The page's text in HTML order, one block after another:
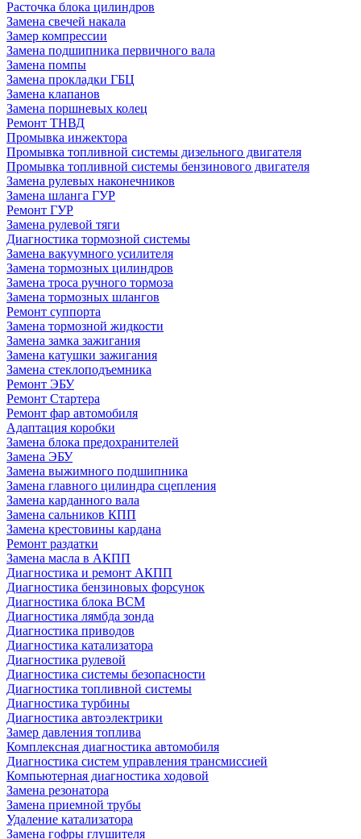
Расточка блока цилиндров
Замена свечей накала
Замер компрессии
Замена подшипника первичного вала
Замена помпы
Замена прокладки ГБЦ
Замена клапанов
Замена поршневых колец
Ремонт ТНВД
Промывка инжектора
Промывка топливной системы дизельного двигателя
Промывка топливной системы бензинового двигателя
Замена рулевых наконечников
Замена шланга ГУР
Ремонт ГУР
Замена рулевой тяги
Диагностика тормозной системы
Замена вакуумного усилителя
Замена тормозных цилиндров
Замена троса ручного тормоза
Замена тормозных шлангов
Ремонт суппорта
Замена тормозной жидкости
Замена замка зажигания
Замена катушки зажигания
Замена стеклоподъемника
Ремонт ЭБУ
Ремонт Стартера
Ремонт фар автомобиля
Адаптация коробки
Замена блока предохранителей
Замена ЭБУ
Замена выжимного подшипника
Замена главного цилиндра сцепления
Замена карданного вала
Замена сальников КПП
Замена крестовины кардана
Ремонт раздатки
Замена масла в АКПП
Диагностика и ремонт АКПП
Диагностика бензиновых форсунок
Диагностика блока BCM
Диагностика лямбда зонда
Диагностика приводов
Диагностика катализатора
Диагностика рулевой
Диагностика системы безопасности
Диагностика топливной системы
Диагностика турбины
Диагностика автоэлектрики
Замер давления топлива
Комплексная диагностика автомобиля
Диагностика систем управления трансмиссией
Компьютерная диагностика ходовой
Замена резонатора
Замена приемной трубы
Удаление катализатора
Замена гофры глушителя